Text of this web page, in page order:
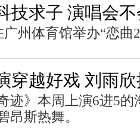
技求子 演唱会
州体育馆举办“恋曲
穿越好戏 刘雨
迹》本周上演6进5的
昂斯热舞。